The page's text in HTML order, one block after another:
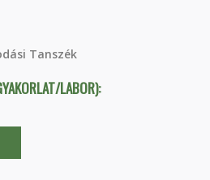
Tanszék
LABOR):